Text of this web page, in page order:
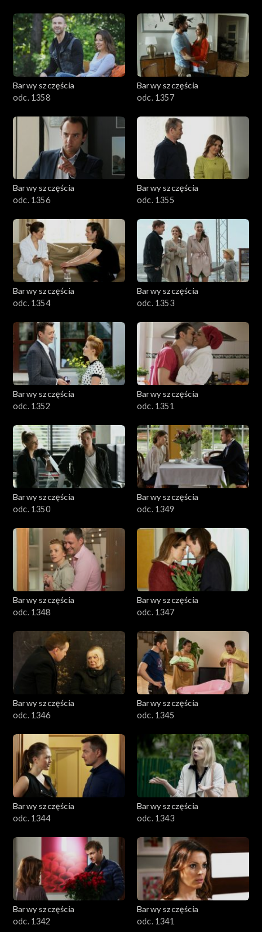
Barwy szczęścia
odc. 1358
Barwy szczęścia
odc. 1357
Barwy szczęścia
odc. 1356
Barwy szczęścia
odc. 1355
Barwy szczęścia
odc. 1354
Barwy szczęścia
odc. 1353
Barwy szczęścia
odc. 1352
Barwy szczęścia
odc. 1351
Barwy szczęścia
odc. 1350
Barwy szczęścia
odc. 1349
Barwy szczęścia
odc. 1348
Barwy szczęścia
odc. 1347
Barwy szczęścia
odc. 1346
Barwy szczęścia
odc. 1345
Barwy szczęścia
odc. 1344
Barwy szczęścia
odc. 1343
Barwy szczęścia
odc. 1342
Barwy szczęścia
odc. 1341